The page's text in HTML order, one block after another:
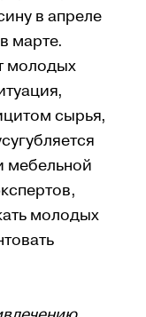
в апреле
марте.
молодых
сырья,
мебельной
молодых